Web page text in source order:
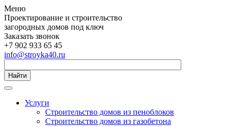
Меню
Проектирование и строительство
загородных домов под ключ
Заказать звонок
+7 902 933 65 45
info@stroyka40.ru
Найти
Услуги
Строительство домов из пеноблоков
Строительство домов из газобетона